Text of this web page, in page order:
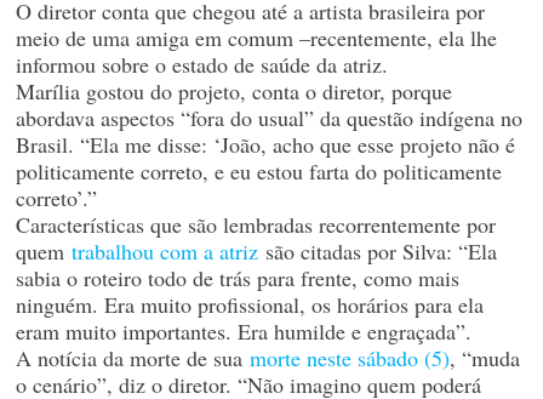
O diretor conta que chegou até a artista brasileira por
meio de uma amiga em comum –recentemente, ela lhe
informou sobre o estado de saúde da atriz.
Marília gostou do projeto, conta o diretor, porque
abordava aspectos “fora do usual” da questão indígena no
Brasil. “Ela me disse: ‘João, acho que esse projeto não é
politicamente correto, e eu estou farta do politicamente
correto’.”
Características que são lembradas recorrentemente por
quem trabalhou com a atrizsão citadas por Silva: “Ela
sabia o roteiro todo de trás para frente, como mais
ninguém. Era muito profissional, os horários para ela
eram muito importantes. Era humilde e engraçada”.
A notícia da morte de sua morte neste sábado (5), “muda
o cenário”, diz o diretor. “Não imagino quem poderá